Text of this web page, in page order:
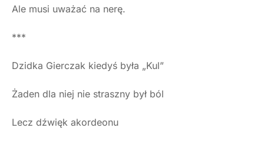
Ale musi uważać na nerę.
***
Dzidka Gierczak kiedyś była „Kul”
Żaden dla niej nie straszny był ból
Lecz dźwięk akordeonu